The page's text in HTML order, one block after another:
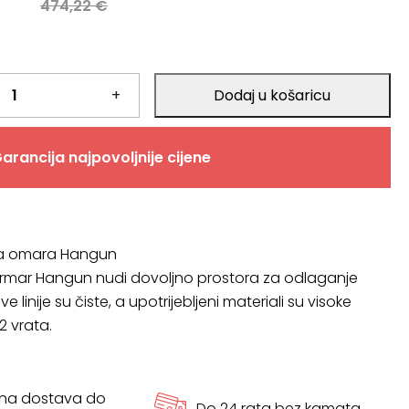
474,22€
+ Dodaj u košaricu
najpovoljnije cijene
omara Hangun
Hangun nudi dovoljno prostora za odlaganje
linije su čiste, a upotrijebljeni materiali su visoke
vrata.
dostava do